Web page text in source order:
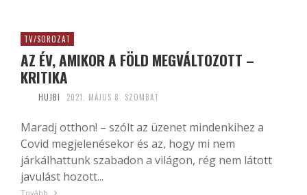
TV/SOROZAT
AZ ÉV, AMIKOR A FÖLD MEGVÁLTOZOTT –
KRITIKA
HUJBI 2021. MÁJUS 8. SZOMBAT
Maradj otthon! – szólt az üzenet mindenkihez a
Covid megjelenésekor és az, hogy mi nem
járkálhattunk szabadon a világon, rég nem látott
javulást hozott...
Tovább